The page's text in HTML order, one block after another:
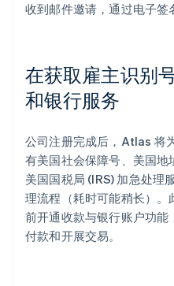
收到邮件邀请，通过电子签
在获取雇主识别
和银行服务
公司注册完成后，Atlas 将
有美国社会保障号、美国
美国国税局 (IRS) 加急处理
理流程（耗时可能稍长）
前开通收款与银行账户功能
付款和开展交易。